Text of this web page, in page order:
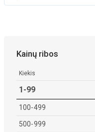
Kainų ribos
Kiekis
1-99
100-499
500-999